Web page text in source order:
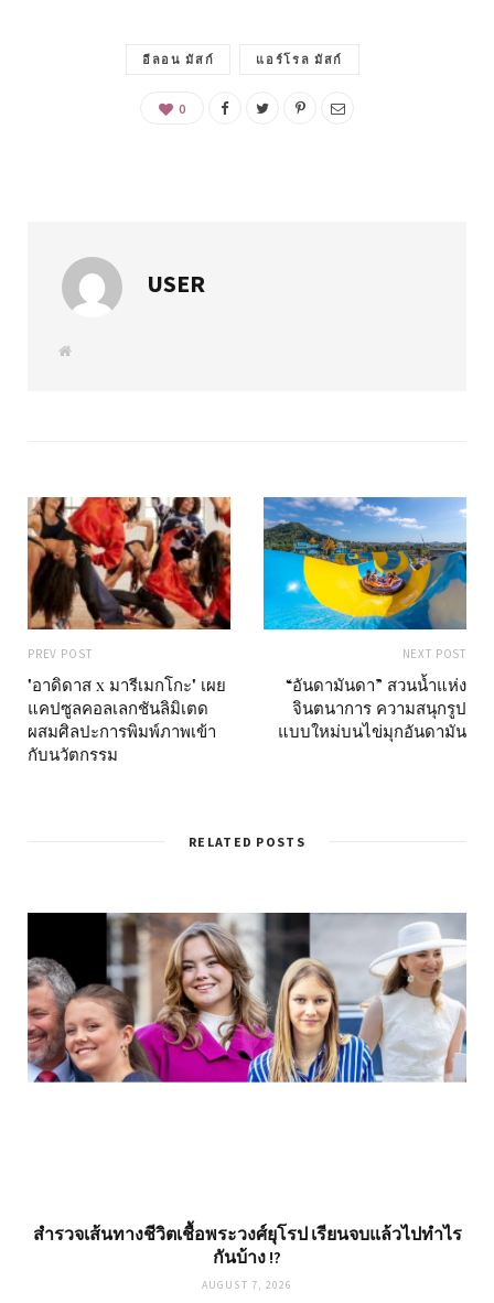
อีลอน มัสก์ แอร์โรล มัสก์
0
USER
W
PREV POST
"อาดิดาส x มารีเมกโกะ" เผย
แคปซูลคอลเลกชันลิมิเตด
ผสมศิลปะการพิมพ์ภาพเข้า
กับนวัตกรรม
NEXT POST
“อันดามันดา” สวนน้ำแห่ง
จินตนาการ ความสนุกรูป
แบบใหม่บนไข่มุกอันดามัน
RELATED POSTS
สำรวจเส้นทางชีวิตเชื้อพระวงศ์ยุโรป เรียนจบแล้วไปทำไร
กันบ้าง !?
AUGUST 7, 2026